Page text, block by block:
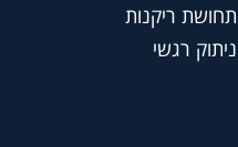
תחושת ריקנות
ניתוק רגשי